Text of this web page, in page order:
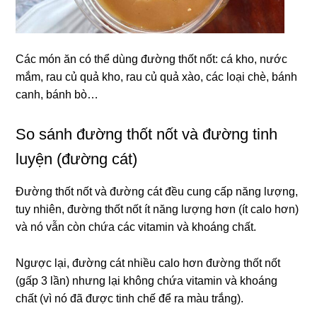
Các món ăn có thể dùng đường thốt nốt: cá kho, nước
mắm, rau củ quả kho, rau củ quả xào, các loại chè, bánh
canh, bánh bò…
So sánh đường thốt nốt và đường tinh
luyện (đường cát)
Đường thốt nốt và đường cát đều cung cấp năng lượng,
tuy nhiên, đường thốt nốt ít năng lượng hơn (ít calo hơn)
và nó vẫn còn chứa các vitamin và khoáng chất.
Ngược lại, đường cát nhiều calo hơn đường thốt nốt
(gấp 3 lần) nhưng lại không chứa vitamin và khoáng
chất (vì nó đã được tinh chế để ra màu trắng).